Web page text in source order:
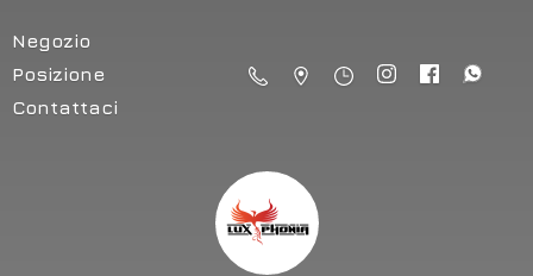
Negozio
Posizione
Contattaci